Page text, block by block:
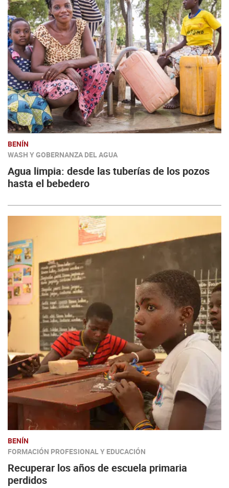
BENÍN
WASH Y GOBERNANZA DEL AGUA
Agua limpia: desde las tuberías de los pozos
hasta el bebedero
BENÍN
FORMACIÓN PROFESIONAL Y EDUCACIÓN
Recuperar los años de escuela primaria
perdidos